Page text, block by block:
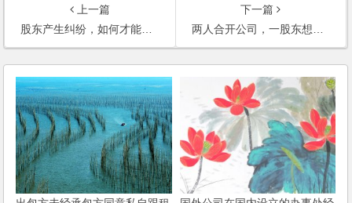
上一篇
股东产生纠纷，如何才能让出资人退出？
下一篇
两人合开公司，一股东想转让股权或注销公司，另一股东不同意，怎么办？